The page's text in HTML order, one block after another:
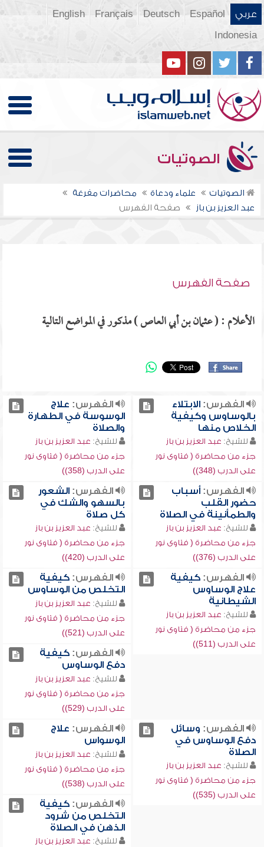
عربي Español
Deutsch
Français
English
Indonesia
الصوتيات
الصوتيات علماء ودعاة
محاضرات مفرغة
عبد العزيز بن باز
صفحة الفهرس
صفحة الفهرس
الأعلام : ( عثمان بن أبي العاص ) مذكور في المواضع التالية
الفهرس:الابتلاء
بالوساوس وكيفية
الخلاص منها
للشيخ: عبد العزيز بن باز
جزء من محاضرة ( فتاوى نور
على الدرب (348))
الفهرس: علاج
الوسوسة في الطهارة
والصلاة
للشيخ: عبد العزيز بن باز
جزء من محاضرة ( فتاوى نور
على الدرب (358))
الفهرس:أسباب
حضور القلب
والطمأنينة في الصلاة
للشيخ: عبد العزيز بن باز
جزء من محاضرة ( فتاوى نور
على الدرب (376))
الفهرس:الشعور
بالسهو والشك في
كل صلاة
للشيخ: عبد العزيز بن باز
جزء من محاضرة ( فتاوى نور
على الدرب (420))
الفهرس:كيفية
علاج الوساوس
الشيطانية
للشيخ: عبد العزيز بن باز
جزء من محاضرة ( فتاوى نور
على الدرب (511))
الفهرس:كيفية
التخلص من الوساوس
للشيخ: عبد العزيز بن باز
جزء من محاضرة ( فتاوى نور
على الدرب (521))
الفهرس:كيفية
دفع الوساوس
للشيخ: عبد العزيز بن باز
جزء من محاضرة ( فتاوى نور
على الدرب (529))
الفهرس: وسائل
دفع الوساوس في
الصلاة
للشيخ: عبد العزيز بن باز
جزء من محاضرة ( فتاوى نور
على الدرب (535))
الفهرس: علاج
الوسواس
للشيخ: عبد العزيز بن باز
جزء من محاضرة ( فتاوى نور
على الدرب (538))
الفهرس:كيفية
التخلص من شرود
الذهن في الصلاة
للشيخ: عبد العزيز بن باز